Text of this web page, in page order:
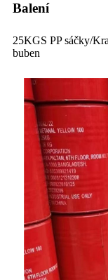
Balení
25KGS PP sáčky/
buben